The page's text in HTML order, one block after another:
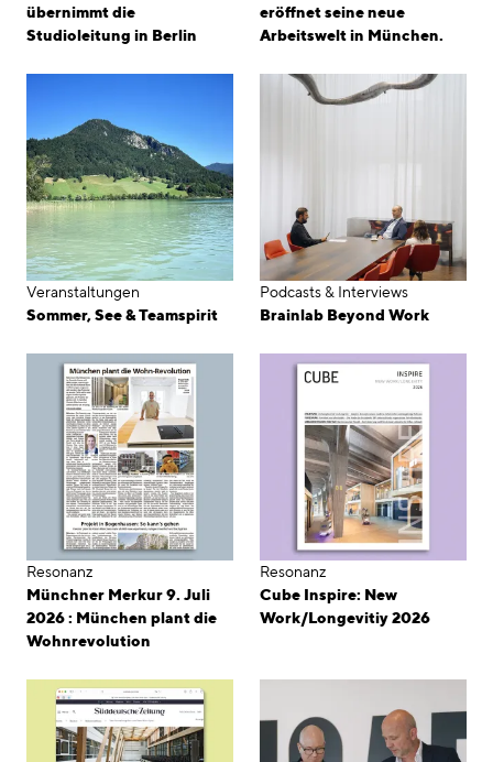
Standorte
linkedininstagram
English
Impressum
Datenschutz
übernimmt die
Studioleitung in Berlin
eröffnet seine neue
Arbeitswelt in München.
Veranstaltungen
Sommer, See & Teamspirit
Podcasts & Interviews
Brainlab Beyond Work
Resonanz
Münchner Merkur 9. Juli
2026 : München plant die
Wohnrevolution
Resonanz
Cube Inspire: New
Work/Longevitiy 2026